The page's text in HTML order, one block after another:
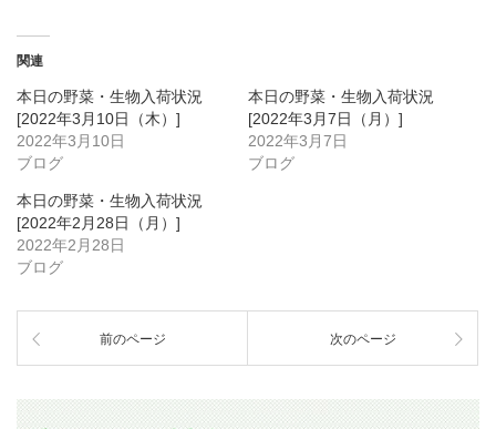
関連
本日の野菜・生物入荷状況
[2022年3月10日（木）]
2022年3月10日
ブログ
本日の野菜・生物入荷状況
[2022年3月7日（月）]
2022年3月7日
ブログ
本日の野菜・生物入荷状況
[2022年2月28日（月）]
2022年2月28日
ブログ
前のページ 次のページ